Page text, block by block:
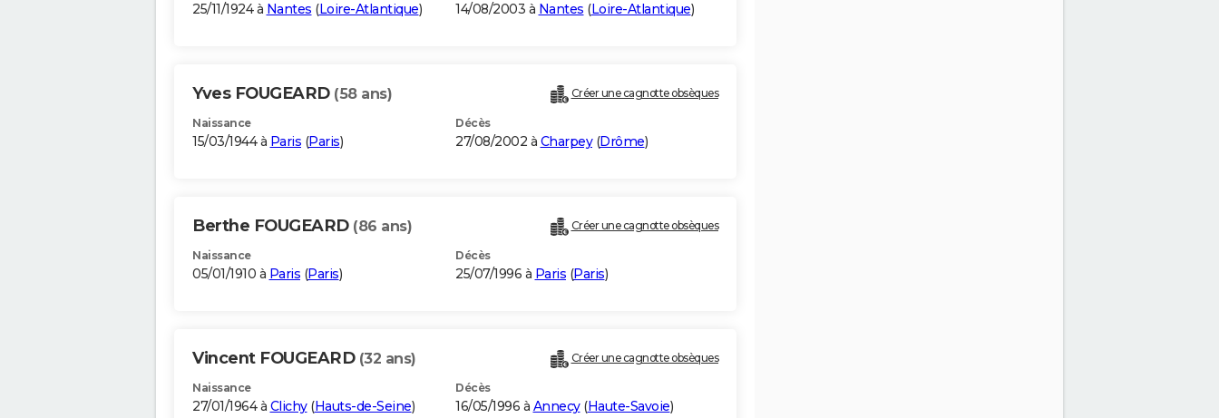
25/11/1924 à Nantes (Loire-Atlantique) 14/08/2003 à Nantes (Loire-Atlantique)
Yves FOUGEARD (58 ans) Créer une cagnotte obsèques
Naissance
15/03/1944 à Paris (Paris)
Décès
27/08/2002 à Charpey(Drôme)
Berthe FOUGEARD (86 ans) Créer une cagnotte obsèques
Naissance
05/01/1910 à Paris (Paris)
Décès
25/07/1996 à Paris (Paris)
Vincent FOUGEARD (32 ans) Créer une cagnotte obsèques
Naissance
27/01/1964 à Clichy(Hauts-de-Seine)
Décès
16/05/1996 à Annecy(Haute-Savoie)